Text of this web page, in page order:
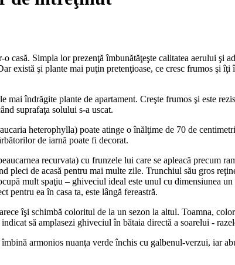
casă. Simpla lor prezenţă îmbunătăţeşte calitatea aerului şi
există şi plante mai puţin pretenţioase, ce cresc frumos şi
mai îndrăgite plante de apartament. Creşte frumos şi este
suprafaţa solului s-a uscat.
heterophylla) poate atinge o înălţime de 70 de
de iarnă poate fi decorat.
recurvata) cu frunzele lui care se apleacă precum
pleci de acasă pentru mai multe zile. Trunchiul său gros
mult spaţiu – ghiveciul ideal este unul cu dimensiunea
pentru ea în casa ta, este lângă fereastră.
îşi schimbă coloritul de la un sezon la altul. Toamna,
să amplasezi ghiveciul în bătaia directă a soarelui -
armonios nuanţa verde închis cu galbenul-verzui, iar